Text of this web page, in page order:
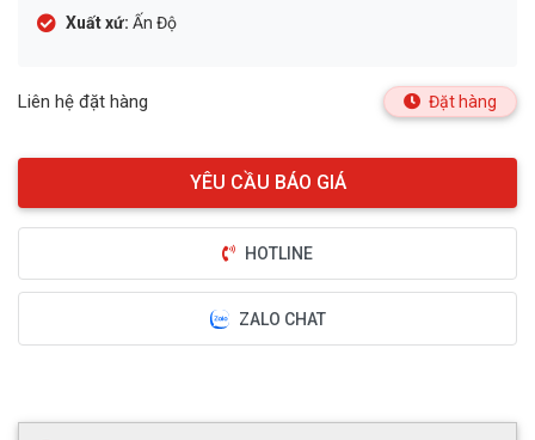
Xuất xứ: Ấn Độ
Liên hệ đặt hàng Đặt hàng
HOTLINE
ZALO CHAT